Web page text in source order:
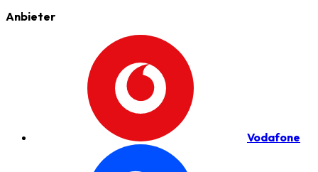
Anbieter
Vodafone